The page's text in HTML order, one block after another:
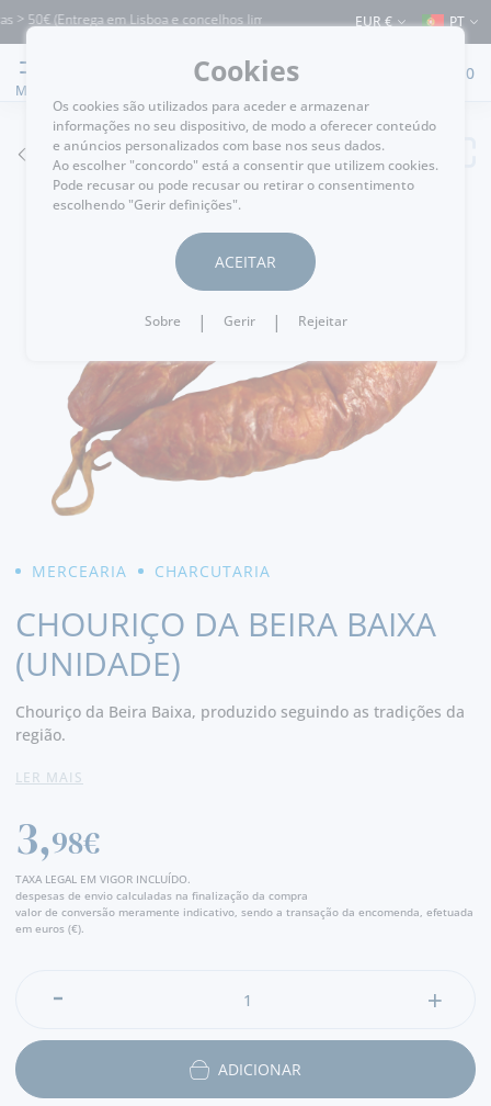
50€ (Entrega em Lisboa e concelhos limítrofes) ⚠️ Envios para Portugal e para
EUR € PT
MENU
0
VOLTAR
MERCEARIA CHARCUTARIA
CHOURIÇO DA BEIRA BAIXA
(UNIDADE)
Chouriço da Beira Baixa, produzido seguindo as tradições da
região.
alho, sal, antioxidantes E300 E301, emulsionantes E451,
conservantes E250 E252, proteína de soja fumo de lenha.
LER MAIS
3,98€
TAXA LEGAL EM VIGOR INCLUÍDO.
despesas de envio calculadas na finalização da compra
valor de conversão meramente indicativo, sendo a transação da encomenda, efetuada
em euros (€).
ADICIONAR
Cookies
Os cookies são utilizados para aceder e armazenar
informações no seu dispositivo, de modo a oferecer conteúdo
e anúncios personalizados com base nos seus dados.
Ao escolher "concordo" está a consentir que utilizem cookies.
Pode recusar ou pode recusar ou retirar o consentimento
escolhendo "Gerir definições".
ACEITAR
Sobre | Gerir | Rejeitar